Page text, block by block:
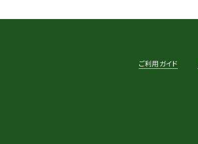
ご利用ガイド